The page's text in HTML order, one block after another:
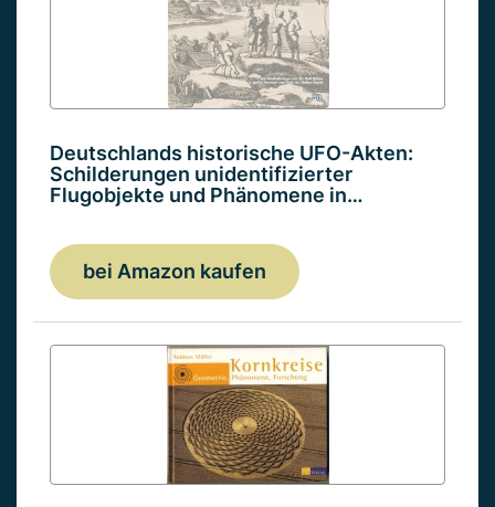
Deutschlands historische UFO-Akten:
Schilderungen unidentifizierter
Flugobjekte und Phänomene in…
bei Amazon kaufen